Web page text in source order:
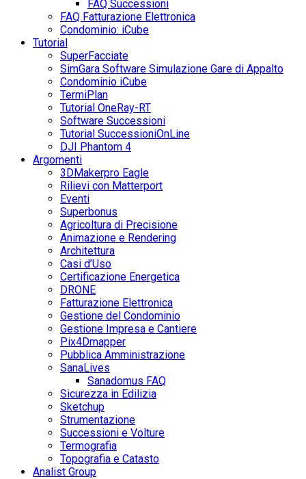
FAQ Successioni
FAQ Fatturazione Elettronica
Condominio: iCube
Tutorial
SuperFacciate
SimGara Software Simulazione Gare di Appalto
Condominio iCube
TermiPlan
Tutorial OneRay-RT
Software Successioni
Tutorial SuccessioniOnLine
DJI Phantom 4
Argomenti
3DMakerpro Eagle
Rilievi con Matterport
Eventi
Superbonus
Agricoltura di Precisione
Animazione e Rendering
Architettura
Casi d’Uso
Certificazione Energetica
DRONE
Fatturazione Elettronica
Gestione del Condominio
Gestione Impresa e Cantiere
Pix4Dmapper
Pubblica Amministrazione
SanaLives
Sanadomus FAQ
Sicurezza in Edilizia
Sketchup
Strumentazione
Successioni e Volture
Termografia
Topografia e Catasto
Analist Group